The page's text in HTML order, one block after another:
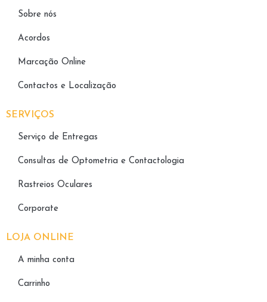
Sobre nós
Acordos
Marcação Online
Contactos e Localização
SERVIÇOS
Serviço de Entregas
Consultas de Optometria e Contactologia​
Rastreios Oculares
Corporate
LOJA ONLINE
A minha conta
Carrinho